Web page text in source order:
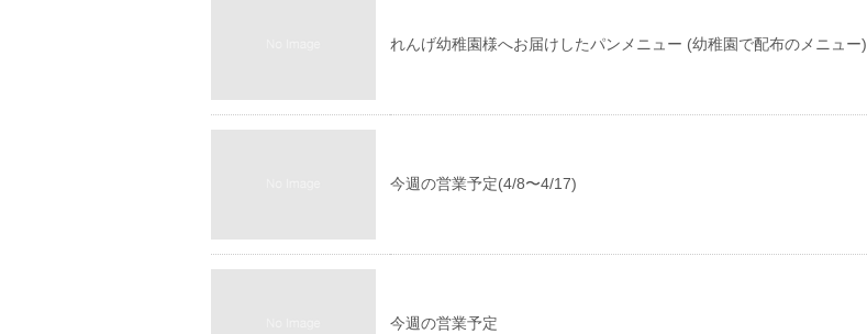
れんげ幼稚園様へお届けしたパンメニュー (幼稚園で配布のメニュー)
今週の営業予定(4/8〜4/17)
今週の営業予定